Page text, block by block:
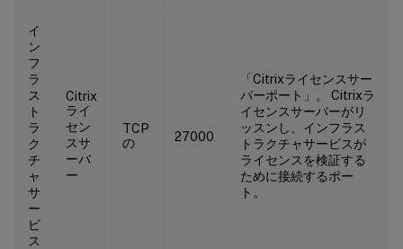
イ
ン
フ
ラ
ス
ト
ラ
ク
チ
ャ
サ
ー
ビ
ス
Citrix
ライ
セン
スサ
ーバ
ー
TCP
の
27000
「Citrixライセンスサー
バーポート」。 Citrixラ
イセンスサーバーがリ
ッスンし、インフラス
トラクチャサービスが
ライセンスを検証する
ために接続するポー
ト。